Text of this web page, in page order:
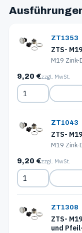
ZT1353
ZTS-
M19 Zink-
9,20 €zzgl. MwSt.
ZT1043
ZTS-
M19 Zink-
9,20 €zzgl. MwSt.
ZT1308
ZTS-
und